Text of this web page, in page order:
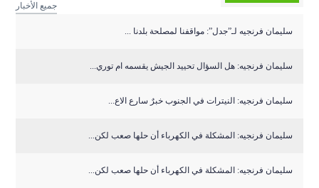
جميع الأخبار
سليمان فرنجيه لـ”جدل”: مواقفنا لمصلحة بلدنا ...
سليمان فرنجيه: هل السؤال تحييد الجيش يقسمه ام توري...
سليمان فرنجيه: النيترات في الجنوب خبرٌ سارع الاع...
سليمان فرنجيه: المشكلة في الكهرباء أن حلها صعب لكن...
سليمان فرنجيه: المشكلة في الكهرباء أن حلها صعب لكن...